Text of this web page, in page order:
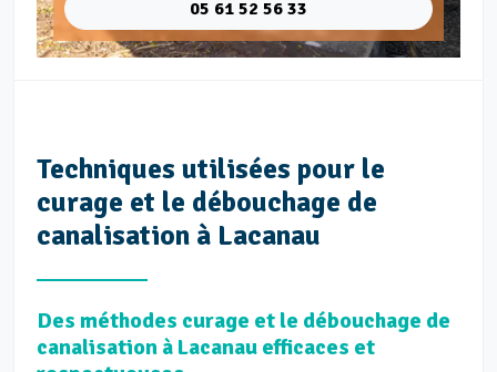
05 61 52 56 33
Techniques utilisées pour le
curage et le débouchage de
canalisation à Lacanau
Des méthodes curage et le débouchage de
canalisation à Lacanau efficaces et